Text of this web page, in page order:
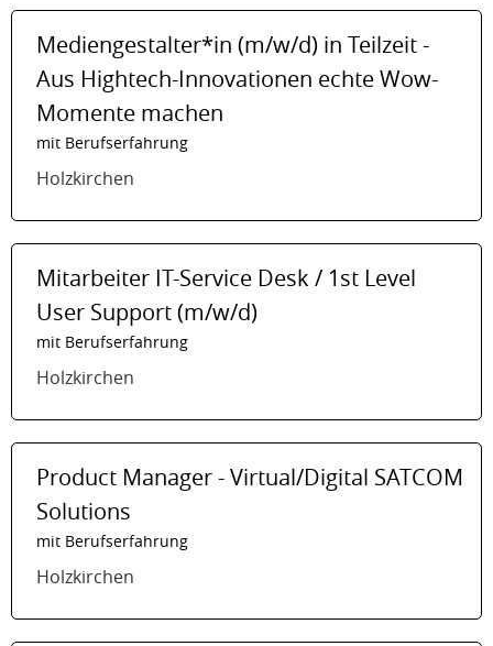
Mediengestalter*in (m/w/d) in Teilzeit -
Aus Hightech-Innovationen echte Wow-
Momente machen
mit Berufserfahrung
Holzkirchen
Mitarbeiter IT-Service Desk / 1st Level
User Support (m/w/d)
mit Berufserfahrung
Holzkirchen
Product Manager - Virtual/Digital SATCOM
Solutions
mit Berufserfahrung
Holzkirchen